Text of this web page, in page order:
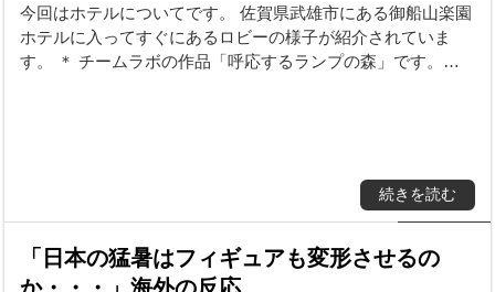
今回はホテルについてです。 佐賀県武雄市にある御船山楽園
ホテルに入ってすぐにあるロビーの様子が紹介されていま
す。 ＊ チームラボの作品「呼応するランプの森」です。…
続きを読む
「日本の猛暑はフィギュアも変形させるの